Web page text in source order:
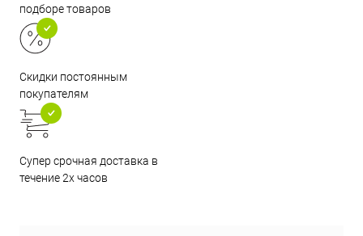
подборе товаров
Скидки постоянным
покупателям
Супер срочная доставка в
течение 2х часов